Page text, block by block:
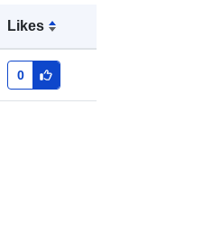
Likes
0